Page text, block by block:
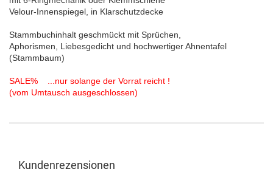
Velour-Innenspiegel, in Klarschutzdecke
Stammbuchinhalt geschmückt mit Sprüchen,
Aphorismen, Liebesgedicht und hochwertiger Ahnentafel
(Stammbaum)
SALE% ...nur solange der Vorrat reicht !
(vom Umtausch ausgeschlossen)
Kundenrezensionen